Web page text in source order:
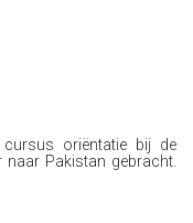
oriëntatie bij de
naar Pakistan gebracht.